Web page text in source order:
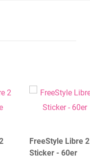
FreeStyle Libre 2
Sticker - 60er